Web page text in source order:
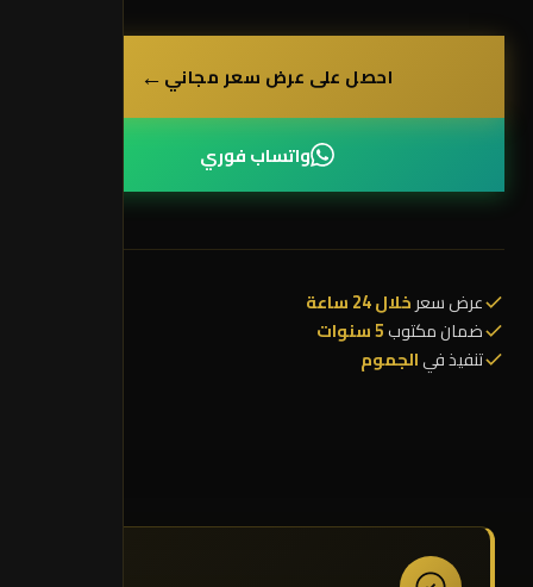
احصل على عرض سعر مجاني←
واتساب فوري
عرض سعرخلال 24 ساعة
ضمان مكتوب5 سنوات
تنفيذ فيالجموم